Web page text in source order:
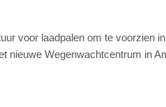
voor laadpalen om te voorzien
nieuwe Wegenwachtcentrum in